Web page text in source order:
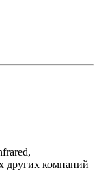
других компаний